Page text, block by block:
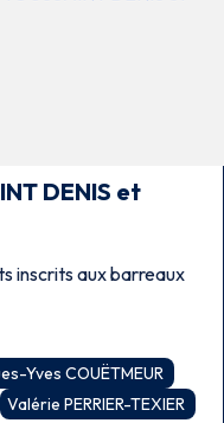
DENIS et
inscrits aux barreaux
Yves COUËTMEUR
Valérie PERRIER-TEXIER